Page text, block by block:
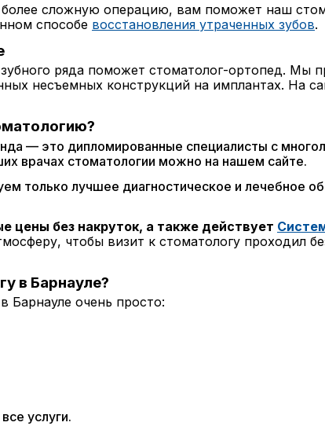
сложную операцию, вам поможет наш
способе восстановления утраченных зубов.
ряда поможет стоматолог-ортопед. Мы
несъемных конструкций на имплантах. На
— это дипломированные специалисты с
врачах стоматологии можно на нашем сайте.
только лучшее диагностическое и лечебное
без накруток, а также действует
чтобы визит к стоматологу проходил
в Барнауле?
Барнауле очень просто:
услуги.